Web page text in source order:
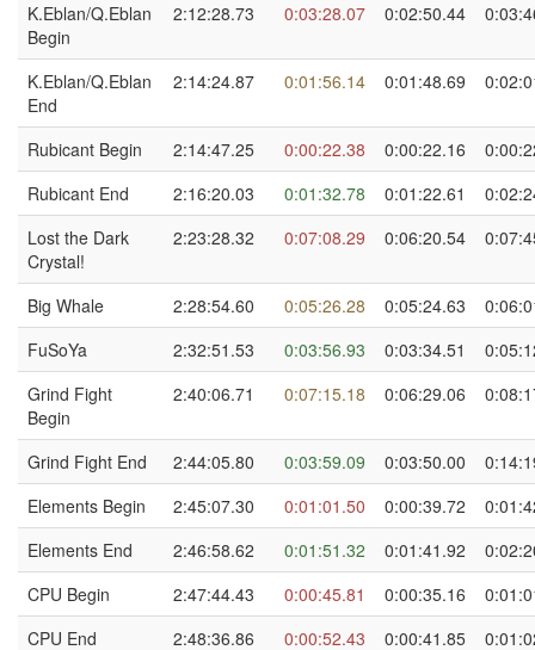
K.Eblan/Q.Eblan
Begin
2:12:28.73 0:03:28.07 0:02:50.44
K.Eblan/Q.Eblan
End
2:14:24.87 0:01:56.14 0:01:48.69
Rubicant Begin 2:14:47.25 0:00:22.38 0:00:22.16
Rubicant End
2:16:20.03 0:01:32.78 0:01:22.61
Lost the Dark
Crystal!
2:23:28.32 0:07:08.29 0:06:20.54
Big Whale 2:28:54.60 0:05:26.28 0:05:24.63
FuSoYa
2:32:51.53 0:03:56.93 0:03:34.51
Grind Fight
Begin
2:40:06.71 0:07:15.18 0:06:29.06
Grind Fight End 2:44:05.80 0:03:59.09 0:03:50.00
Elements Begin
2:45:07.30 0:01:01.50 0:00:39.72
Elements End
2:46:58.62 0:01:51.32 0:01:41.92
CPU Begin
2:47:44.43 0:00:45.81 0:00:35.16
CPU End
2:48:36.86 0:00:52.43 0:00:41.85